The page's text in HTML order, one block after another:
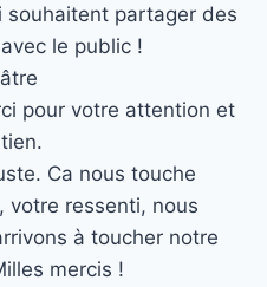
partager des
le public !
pour votre attention et
Ca nous touche
votre ressenti, nous
à toucher notre
mercis !